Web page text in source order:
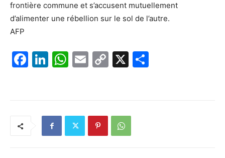
frontière commune et s’accusent mutuellement
d’alimenter une rébellion sur le sol de l’autre.
AFP
F
Li
dI
n
W
A
p
E
C
Li
n
X